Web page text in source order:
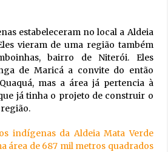
estabeleceram no local a Aldeia
vieram de uma região também
bairro de Niterói. Eles
de Maricá a convite do então
mas a área já pertencia à
já tinha o projeto de construir o
indígenas da Aldeia Mata Verde
área de 687 mil metros quadrados